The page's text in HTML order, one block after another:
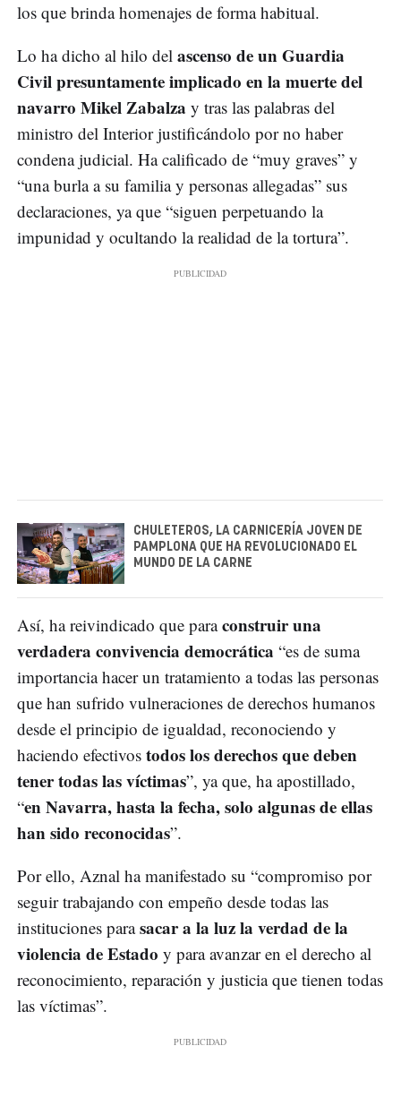
los que brinda homenajes de forma habitual.
Lo ha dicho al hilo del ascenso de un Guardia
Civil presuntamente implicado en la muerte del
navarro Mikel Zabalza y tras las palabras del
ministro del Interior justificándolo por no haber
condena judicial. Ha calificado de “muy graves” y
“una burla a su familia y personas allegadas” sus
declaraciones, ya que “siguen perpetuando la
impunidad y ocultando la realidad de la tortura”.
CHULETEROS, LA CARNICERÍA JOVEN DE
PAMPLONA QUE HA REVOLUCIONADO EL
MUNDO DE LA CARNE
Así, ha reivindicado que paraconstruir una
verdadera convivencia democrática “es de suma
importancia hacer un tratamiento a todas las personas
que han sufrido vulneraciones de derechos humanos
desde el principio de igualdad, reconociendo y
haciendo efectivos todos los derechos que deben
tener todas las víctimas”, ya que, ha apostillado,
“en Navarra, hasta la fecha, solo algunas de ellas
han sido reconocidas”.
Por ello, Aznal ha manifestado su “compromiso por
seguir trabajando con empeño desde todas las
instituciones parasacar a la luz la verdad de la
violencia de Estado y para avanzar en el derecho al
reconocimiento, reparación y justicia que tienen todas
las víctimas”.